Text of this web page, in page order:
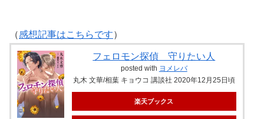
（感想記事はこちらです）
フェロモン探偵 守りたい人
posted with ヨメレバ
丸木 文華/相葉 キョウコ 講談社 2020年12月25日頃
楽天ブックス